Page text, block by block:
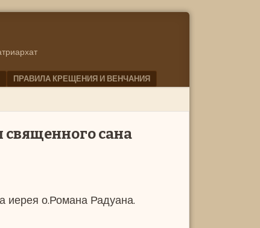
ПРАВИЛА КРЕЩЕНИЯ И ВЕНЧАНИЯ
сана
иерея о.Романа Радуана.